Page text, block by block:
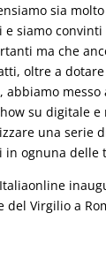
sia
siamo convinti
ma che
oltre a
messo
su digitale e
una serie
in ognuna delle
Italiaonline
Virgilio a